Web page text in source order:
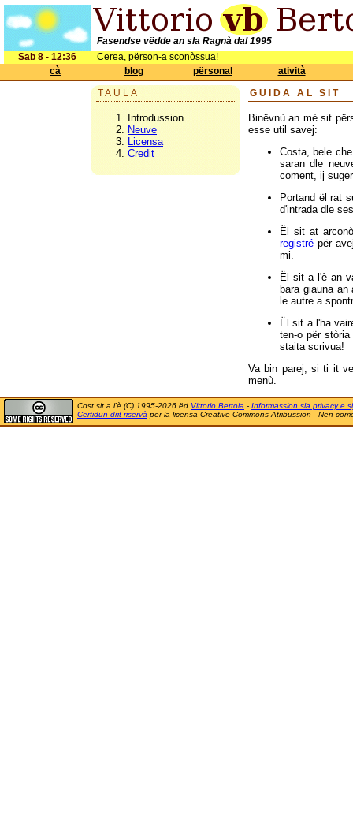
Fasendse vëdde an sla Ragnà dal 1995
Sab 8 - 12:36
Cerea, përson-a sconòssua!
cà
blog përsonal
atività
TAULA
Introdussion
Neuve
Licensa
Credit
GUIDA AL SIT
Binëvnù an mè sit
esse util savej:
Costa, bele
saran dle
coment, ij
Portand ël rat
d'intrada dle
Ël sit at
registré për
mi.
Ël sit a l'è an
bara giauna
le autre a
Ël sit a l'ha
ten-o për
staita scrivua!
Va bin parej; si ti it
menù.
Cost sit a l'è (C) 1995-2026 ëd Vittorio Bertola - Informassion sla privacy e
Certidun drit riservà për la licensa Creative Commons Atribussion - Nen